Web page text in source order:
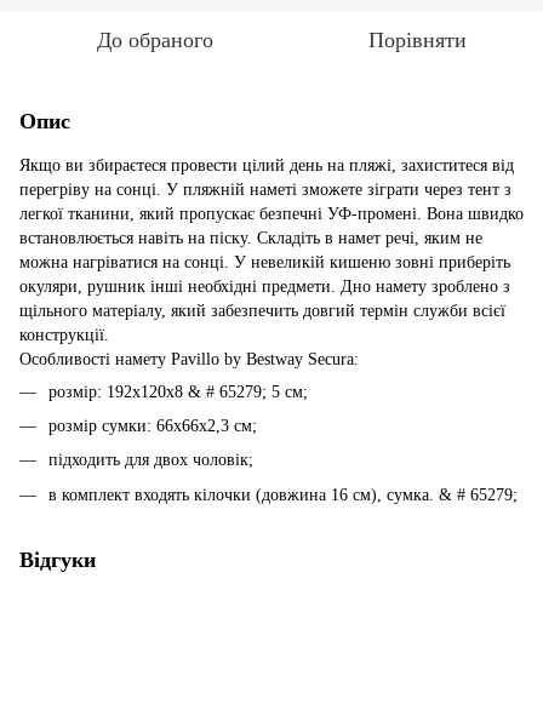
До обраного Порівняти
Опис
Якщо ви збираєтеся провести цілий день на пляжі, захиститеся від
перегріву на сонці. У пляжній наметі зможете зіграти через тент з
легкої тканини, який пропускає безпечні УФ-промені. Вона швидко
встановлюється навіть на піску. Складіть в намет речі, яким не
можна нагріватися на сонці. У невеликій кишеню зовні приберіть
окуляри, рушник інші необхідні предмети. Дно намету зроблено з
щільного матеріалу, який забезпечить довгий термін служби всієї
конструкції.
Особливості намету Pavillo by Bestway Secura:
розмір: 192х120х8 & # 65279; 5 см;
розмір сумки: 66х66х2,3 см;
підходить для двох чоловік;
в комплект входять кілочки (довжина 16 см), сумка. & # 65279;
Відгуки